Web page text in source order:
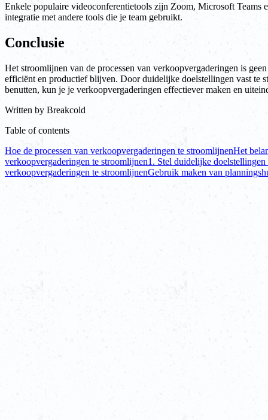
Enkele populaire videoconferentietools zijn Zoom, Microsoft Teams
integratie met andere tools die je team gebruikt.
Conclusie
Het stroomlijnen van de processen van verkoopvergaderingen is
efficiënt en productief blijven. Door duidelijke doelstellingen vast te
benutten, kun je je verkoopvergaderingen effectiever maken en
Written by Breakcold
Table of contents
Hoe de processen van verkoopvergaderingen te stroomlijnenHet
verkoopvergaderingen te stroomlijnen1. Stel duidelijke doelstellingen
verkoopvergaderingen te stroomlijnenGebruik maken van